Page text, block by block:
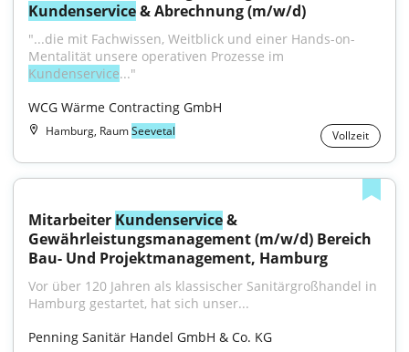
Kundenservice & Abrechnung (m/w/d)
"...die mit Fachwissen, Weitblick und einer Hands-on-
Kundenservice..."
WCG Wärme Contracting GmbH
Hamburg, RaumSeevetal Vollzeit
Mitarbeiter Kundenservice &
Gewährleistungsmanagement (m/w/d) Bereich
Bau- Und Projektmanagement, Hamburg
Vor über 120 Jahren als klassischer Sanitärgroßhandel in
Hamburg gestartet, hat sich unser...
Penning Sanitär Handel GmbH & Co. KG